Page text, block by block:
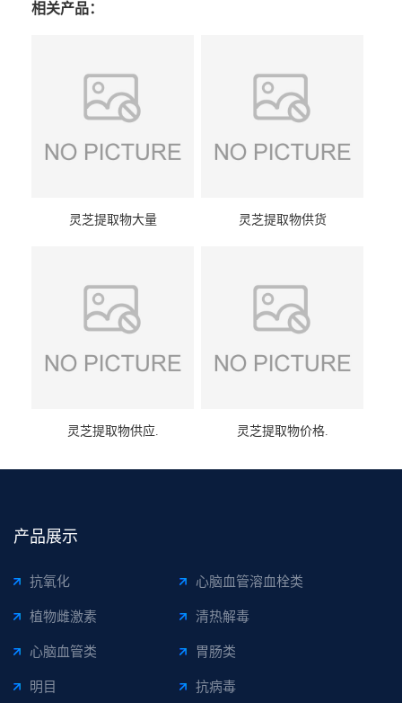
相关产品：
灵芝提取物大量 灵芝提取物供货
灵芝提取物供应. 灵芝提取物价格.
产品展示
抗氧化 心脑血管溶血栓类
植物雌激素 清热解毒
心脑血管类 胃肠类
明目 抗病毒